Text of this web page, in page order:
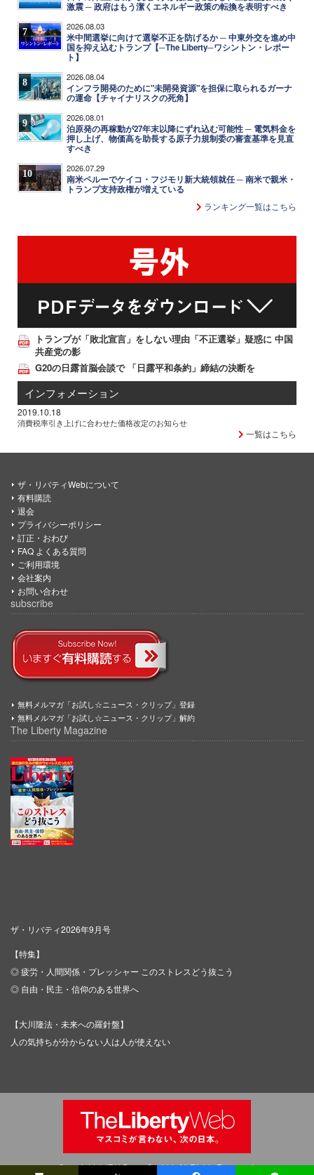
激震 ─ 政府はもう潔くエネルギー政策の転換を表明すべき
7 2026.08.03
米中間選挙に向けて選挙不正を防げるか ─ 中東外交を進め中
国を抑え込むトランプ【─The Liberty─ワシントン・レポー
ト】
8 2026.08.04
インフラ開発のために"未開発資源"を担保に取られるガーナ
の運命【チャイナリスクの死角】
9 2026.08.01
泊原発の再稼動が27年末以降にずれ込む可能性 ─ 電気料金を
押し上げ、物価高を助長する原子力規制委の審査基準を見直
すべき
10 2026.07.29
南米ペルーでケイコ・フジモリ新大統領就任 ─ 南米で親米・
トランプ支持政権が増えている
ランキング一覧はこちら
トランプが「敗北宣言」をしない理由「不正選挙」疑惑に 中国
共産党の影
G20の日露首脳会談で 「日露平和条約」締結の決断を
インフォメーション
2019.10.18
消費税率引き上げに合わせた価格改定のお知らせ
一覧はこちら
ザ・リバティWebについて
有料購読
退会
プライバシーポリシー
訂正・おわび
FAQ よくある質問
ご利用環境
会社案内
お問い合わせ
subscribe
無料メルマガ「お試し☆ニュース・クリップ」登録
無料メルマガ「お試し☆ニュース・クリップ」解約
The Liberty Magazine
ザ・リバティ2026年9月号
【特集】
◎ 疲労・人間関係・プレッシャー このストレスどう抜こう
◎ 自由・民主・信仰のある世界へ
【大川隆法・未来への羅針盤】
人の気持ちが分からない人は人が使えない
Copyright © IRH Press Co.,Ltd. All Rights Reserved.